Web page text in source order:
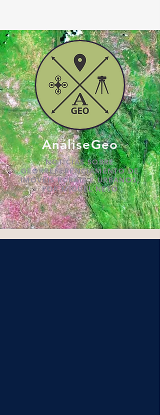
AnáliseGeo
NOTÍCIAS SOBRE
GEORREFERENCIAMENTO DE
IMÓVEIS RURAIS E URBANOS,
POR MIGUEL NETO